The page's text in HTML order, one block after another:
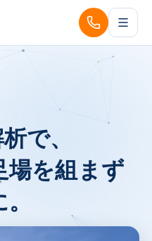
で、
場を組まず